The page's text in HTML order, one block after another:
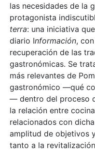
las necesidades de la
protagonista
terra: una iniciativa
diario Información,
recuperación de las
gastronómicas. Se
más relevantes de
gastronómico —qué
— dentro del proceso
la relación entre
relacionados con
amplitud de objetivos
tanto a la